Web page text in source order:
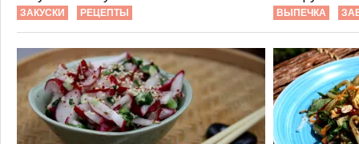
ЗАКУСКИ РЕЦЕПТЫ ВЫПЕЧКА